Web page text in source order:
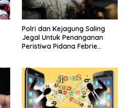
Polri dan Kejagung Saling
Jegal Untuk Penanganan
Peristiwa Pidana Febrie